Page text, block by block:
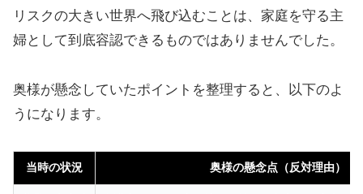
リスクの大きい世界へ飛び込むことは、家庭を守る主
婦として到底容認できるものではありませんでした。
奥様が懸念していたポイントを整理すると、以下のよ
うになります。
当時の状況 奥様の懸念点（反対理由）